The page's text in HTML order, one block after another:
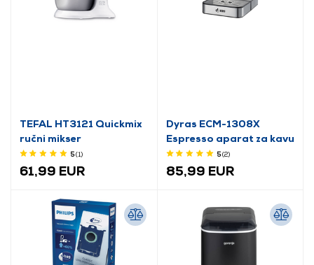
TEFAL HT3121 Quickmix
ručni mikser
5(1)
61,99 EUR
Dyras ECM-1308X
Espresso aparat za kavu
5(2)
85,99 EUR